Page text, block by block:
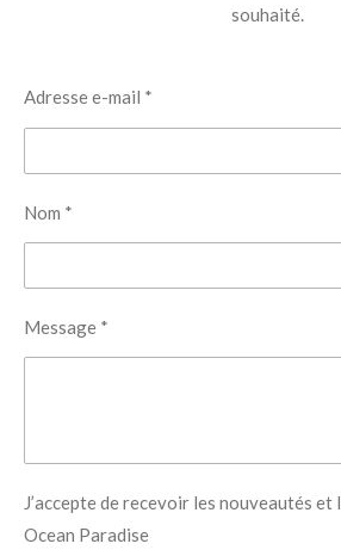
souhaité.
Adresse e-mail *
Nom *
Message *
J’accepte de recevoir les nouveautés
Ocean Paradise